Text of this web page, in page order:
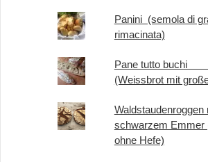
Panini (semola di
rimacinata)
Pane
(Weissbrot mit
Waldstaudenroggen
schwarzem Emmer
ohne Hefe)